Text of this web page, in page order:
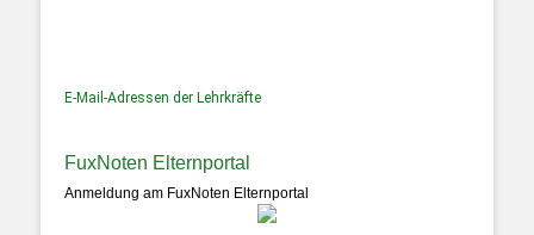
E-Mail-Adressen der Lehrkräfte
FuxNoten Elternportal
Anmeldung am FuxNoten Elternportal